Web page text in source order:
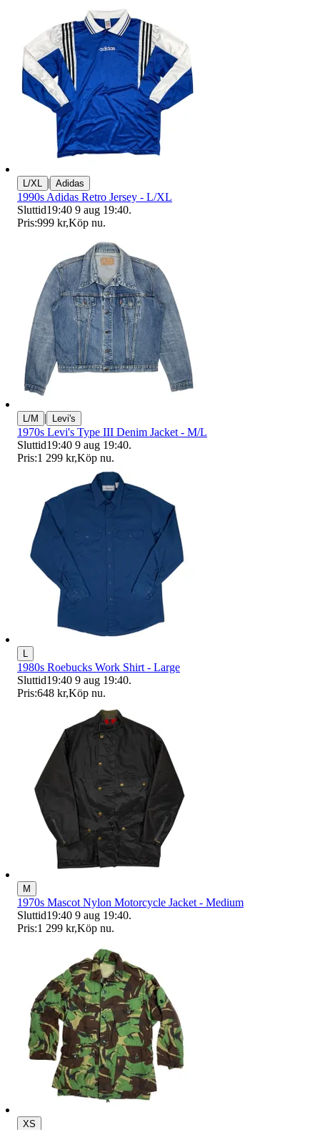
L/XL | Adidas
1990s Adidas Retro Jersey - L/XL
Sluttid19:40 9 aug 19:40.
Pris:999 kr,Köp nu.
L/M | Levi's
1970s Levi's Type III Denim Jacket - M/L
Sluttid19:40 9 aug 19:40.
Pris:1 299 kr,Köp nu.
1980s Roebucks Work Shirt - Large
Sluttid19:40 9 aug 19:40.
Pris:648 kr,Köp nu.
M
1970s Mascot Nylon Motorcycle Jacket - Medium
Sluttid19:40 9 aug 19:40.
Pris:1 299 kr,Köp nu.
XS